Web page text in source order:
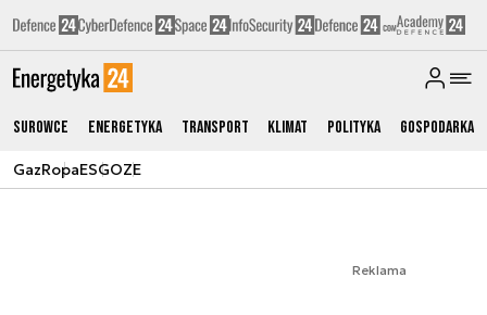
Surowce Energetyka Transport Klimat Polityka Gospodarka
GazRopaESGOZE
Reklama